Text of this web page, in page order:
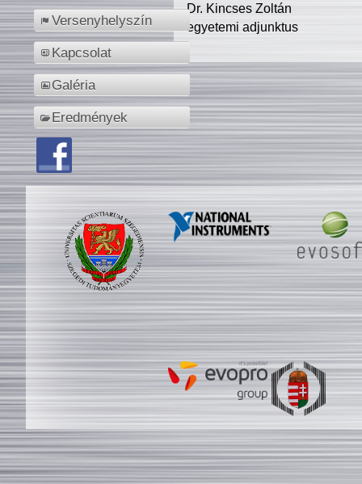
Versenyhelyszín
Kapcsolat
Galéria
Eredmények
Dr. Kincses Zoltán
egyetemi adjunktus